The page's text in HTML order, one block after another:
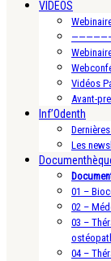
VIDEOS
Vidéos
Avant-
Inf’Odenth
Les
01 –
02 –
03 –
04 –